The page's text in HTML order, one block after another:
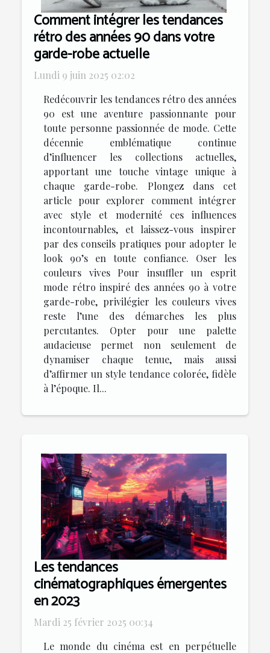
Comment intégrer les tendances
rétro des années 90 dans votre
garde-robe actuelle
Lundi 9 juin 2025 02:02
Redécouvrir les tendances rétro des années
90 est une aventure passionnante pour
toute personne passionnée de mode. Cette
décennie emblématique continue
d’influencer les collections actuelles,
apportant une touche vintage unique à
chaque garde-robe. Plongez dans cet
article pour explorer comment intégrer
avec style et modernité ces influences
incontournables, et laissez-vous inspirer
par des conseils pratiques pour adopter le
look 90’s en toute confiance. Oser les
couleurs vives Pour insuffler un esprit
mode rétro inspiré des années 90 à votre
garde-robe, privilégier les couleurs vives
reste l’une des démarches les plus
percutantes. Opter pour une palette
audacieuse permet non seulement de
dynamiser chaque tenue, mais aussi
d’affirmer un style tendance colorée, fidèle
à l’époque. Il...
Les tendances
cinématographiques émergentes
en 2023
Mardi 25 février 2025 00:34
Le monde du cinéma est en perpétuelle